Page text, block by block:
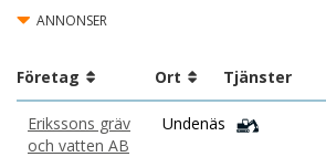
ANNONSER
Företag Ort Tjänster
Erikssons gräv
och vatten AB
Undenäs